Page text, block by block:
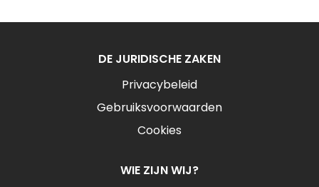
DE JURIDISCHE ZAKEN
Privacybeleid
Gebruiksvoorwaarden
Cookies
WIE ZIJN WIJ?